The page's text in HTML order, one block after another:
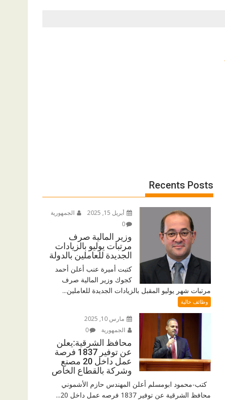
Recents Posts
أبريل 15, 2025
الجمهورية
0
وزير المالية صرف
مرتبات يوليو بالزيادات
الجديدة للعاملين بالدولة
كتبت أميرة عنب أعلن أحمد
كجوك وزير المالية صرف
مرتبات شهر يوليو المقبل بالزيادات الجديدة للعاملين...
وظائف خالية
مارس 10, 2025
الجمهورية
0
محافظ الشرقية:يعلن
عن توفير 1837 فرصة
عمل داخل 20 مصنع
وشركة بالقطاع الخاص
كتب-محمود ابومسلم أعلن المهندس حازم الأشموني
محافظ الشرقية عن توفير 1837 فرصه عمل داخل 20...